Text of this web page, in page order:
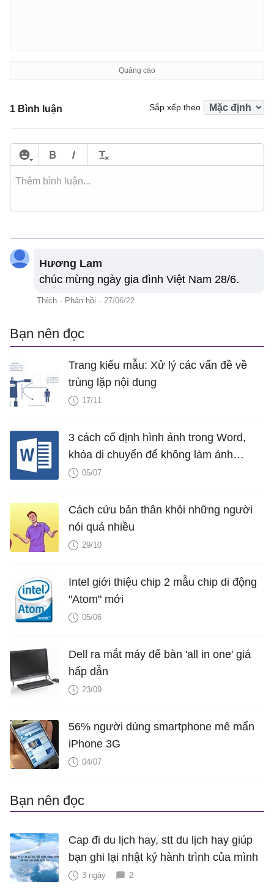
1 Bình luận Sắp xếp theo
Hương Lam
chúc mừng ngày gia đình Việt Nam 28/6.
Thích · Phản hồi · 27/06/22
Bạn nên đọc
Trang kiểu mẫu: Xử lý các vấn đề về
trùng lặp nội dung
17/11
3 cách cố định hình ảnh trong Word,
khóa di chuyển để không làm ảnh
hưởng bố cục
05/07
Cách cứu bản thân khỏi những người
nói quá nhiều
29/10
Intel giới thiệu chip 2 mẫu chip di động
"Atom" mới
05/06
Dell ra mắt máy để bàn 'all in one' giá
hấp dẫn
23/09
56% người dùng smartphone mê mẩn
iPhone 3G
04/07
Bạn nên đọc
Cap đi du lịch hay, stt du lịch hay giúp
bạn ghi lại nhật ký hành trình của mình
3 ngày 2